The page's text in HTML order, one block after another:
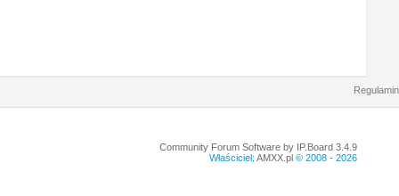
Regulamin
Community Forum Software by IP.Board 3.4.9
Właściciel: AMXX.pl© 2008 - 2026